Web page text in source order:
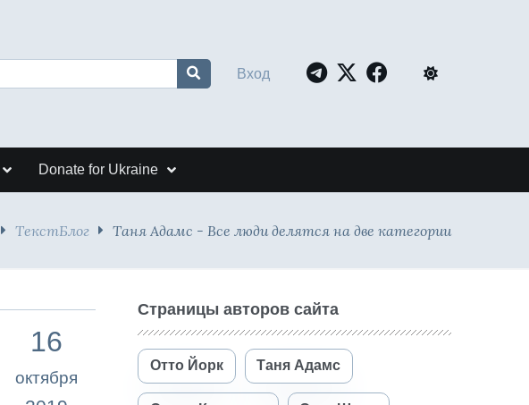
Вход
Donate for Ukraine
ТекстБлог Таня Адамс - Все люди делятся на две категории
16
октября
Страницы авторов сайта
Отто Йорк Таня Адамс